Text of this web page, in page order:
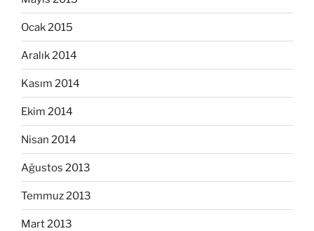
Ocak 2015
Aralık 2014
Kasım 2014
Ekim 2014
Nisan 2014
Ağustos 2013
Temmuz 2013
Mart 2013